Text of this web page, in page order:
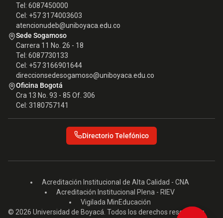
Tel: 6087450000
Cel: +57 3174003603
atencionudeb@uniboyaca.edu.co
Sede Sogamoso
Carrera 11 No. 26 - 18
Tel: 6087730133
Cel: +57 3166901644
direccionsedesogamoso@uniboyaca.edu.co
Oficina Bogotá
Cra 13 No. 93 - 85 Of. 306
Cel: 3180757141
Directorio Telefónico
Acreditación Institucional de Alta Calidad - CNA
Acreditación Institucional Plena - RIEV
Vigilada MinEducación
© 2026 Universidad de Boyacá. Todos los derechos reservados.